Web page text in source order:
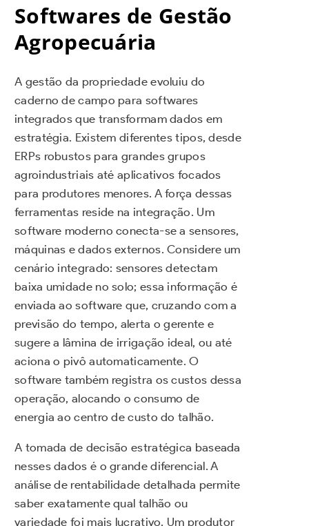
Softwares de Gestão
Agropecuária
A gestão da propriedade evoluiu do
caderno de campo para softwares
integrados que transformam dados em
estratégia. Existem diferentes tipos, desde
ERPs robustos para grandes grupos
agroindustriais até aplicativos focados
para produtores menores. A força dessas
ferramentas reside na integração. Um
software moderno conecta-se a sensores,
máquinas e dados externos. Considere um
cenário integrado: sensores detectam
baixa umidade no solo; essa informação é
enviada ao software que, cruzando com a
previsão do tempo, alerta o gerente e
sugere a lâmina de irrigação ideal, ou até
aciona o pivô automaticamente. O
software também registra os custos dessa
operação, alocando o consumo de
energia ao centro de custo do talhão.
A tomada de decisão estratégica baseada
nesses dados é o grande diferencial. A
análise de rentabilidade detalhada permite
saber exatamente qual talhão ou
variedade foi mais lucrativo. Um produtor